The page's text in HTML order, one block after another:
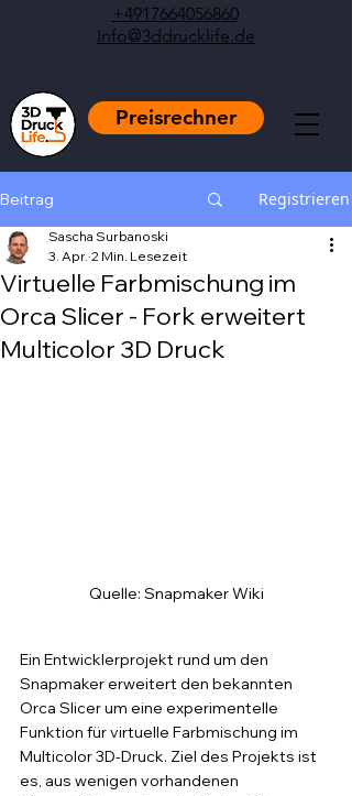
+4917664056860
Info@3ddrucklife.de
Preisrechner
Beitrag Registrieren
Virtuelle Farbmischung im
Orca Slicer - Fork erweitert
Multicolor 3D Druck
Sascha Surbanoski
3. Apr. 2 Min. Lesezeit
Quelle: Snapmaker Wiki
Ein Entwicklerprojekt rund um den
Snapmaker erweitert den bekannten
Orca Slicer um eine experimentelle
Funktion für virtuelle Farbmischung im
Multicolor 3D-Druck. Ziel des Projekts ist
es, aus wenigen vorhandenen